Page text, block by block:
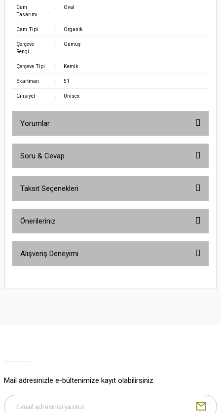
Cam
Tasarımı
: Oval
Cam Tipi : Organik
Çerçeve
Rengi
: Gümüş
Çerçeve Tipi : Kemik
Ekartman : 51
Cinsiyet : Unisex
Yorumlar
Soru & Cevap
Taksit Seçenekleri
Önerileriniz
yetersiz gördüğünüz noktaları öneri formunu kullanarak tarafımıza
Alışveriş Deneyimi
M... K... | 29/12/2025
Mail adresinizle e-bültenimize kayıt olabilirsiniz.